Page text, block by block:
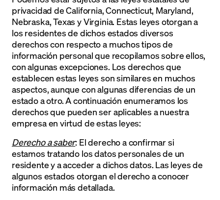
privacidad de California, Connecticut, Maryland,
Nebraska, Texas y Virginia. Estas leyes otorgan a
los residentes de dichos estados diversos
derechos con respecto a muchos tipos de
información personal que recopilamos sobre ellos,
con algunas excepciones. Los derechos que
establecen estas leyes son similares en muchos
aspectos, aunque con algunas diferencias de un
estado a otro. A continuación enumeramos los
derechos que pueden ser aplicables a nuestra
empresa en virtud de estas leyes:
Derecho a saber: El derecho a confirmar si
estamos tratando los datos personales de un
residente y a acceder a dichos datos. Las leyes de
algunos estados otorgan el derecho a conocer
información más detallada.